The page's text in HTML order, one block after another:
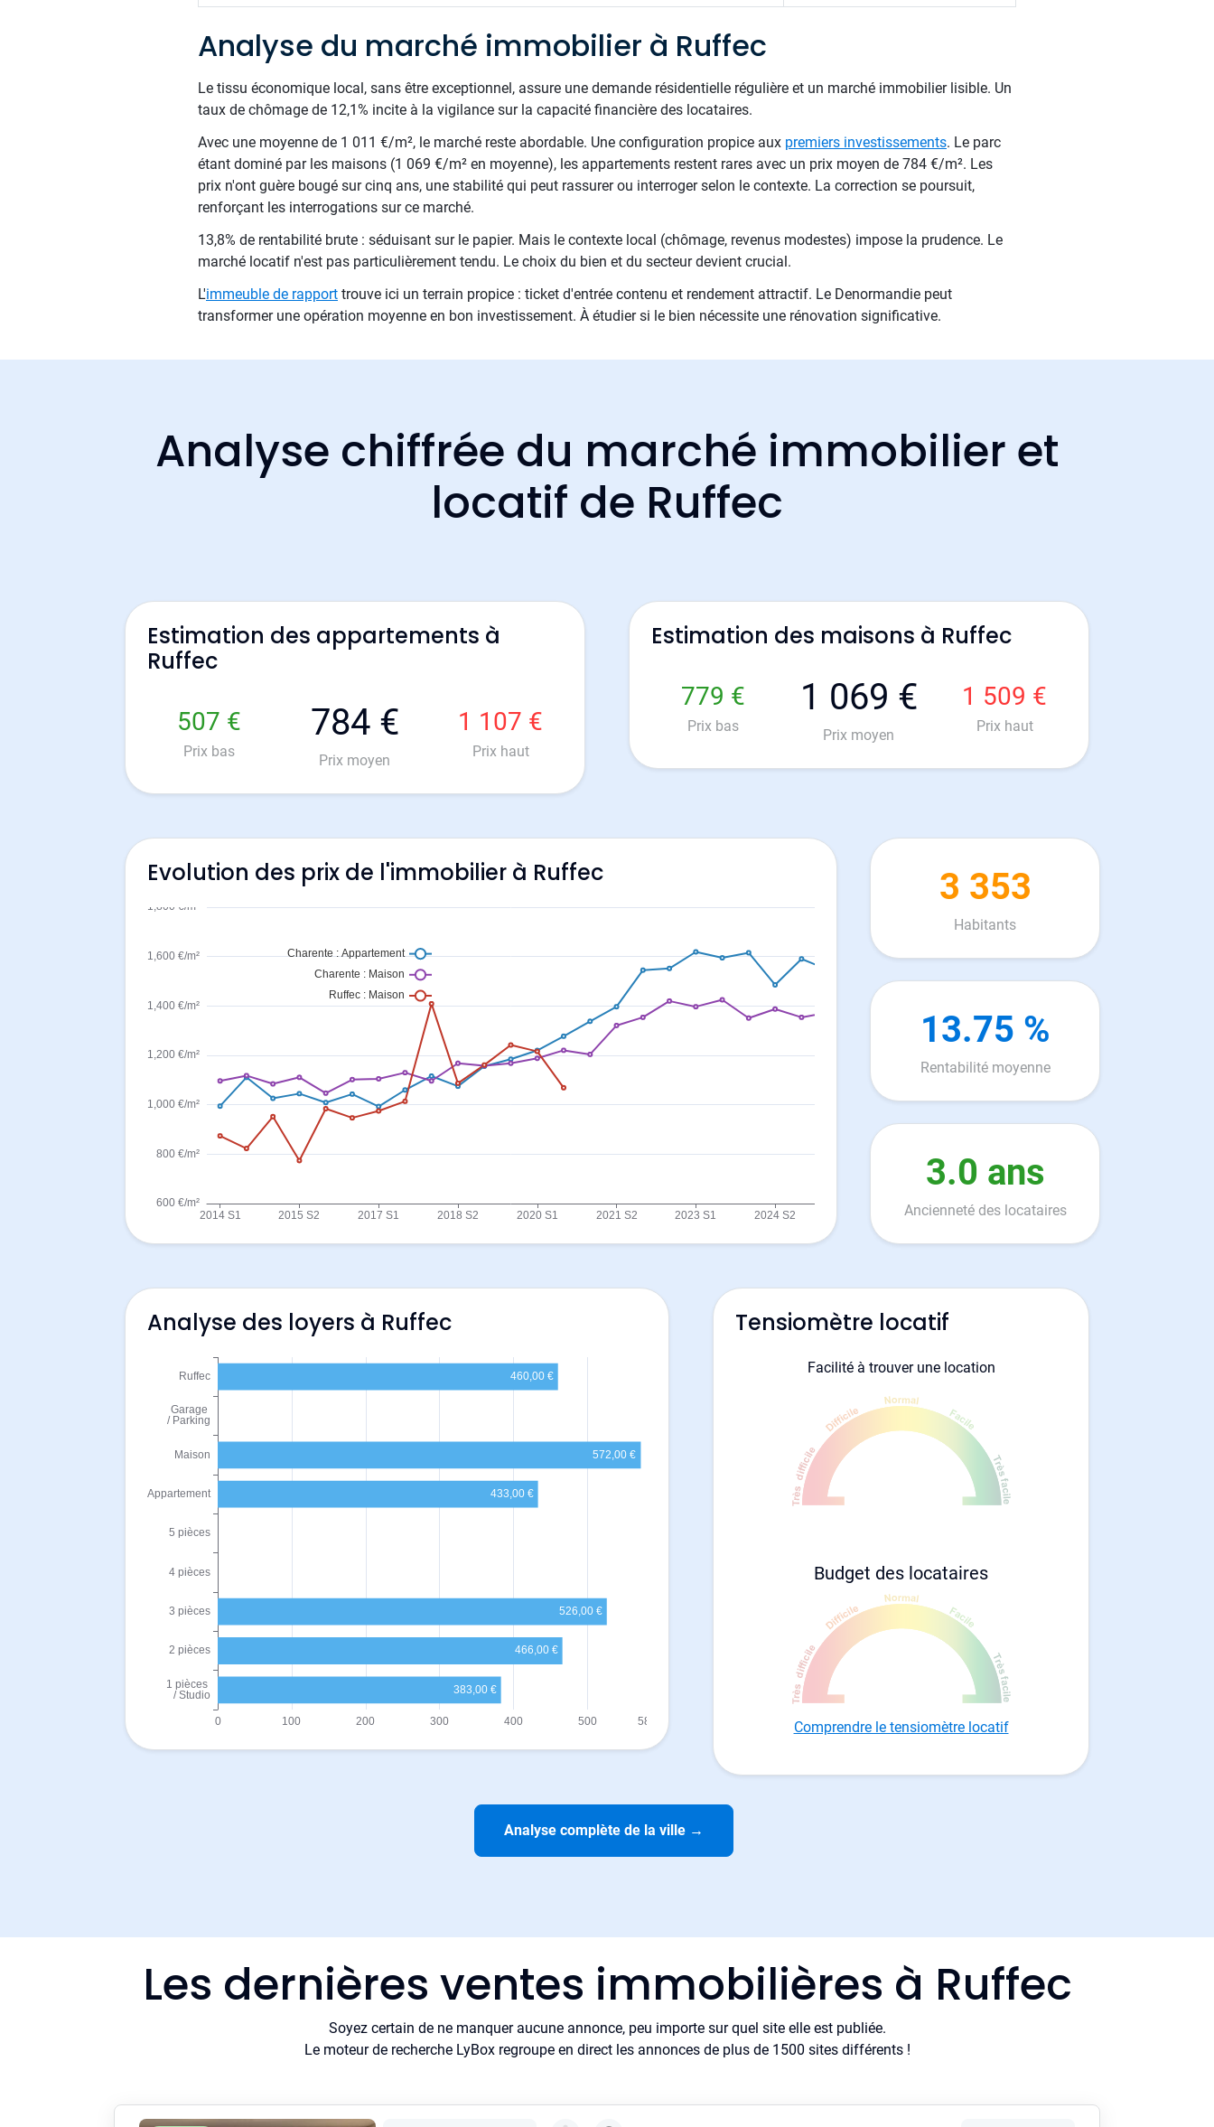
Analyse du marché immobilier à Ruffec
Le tissu économique local, sans être exceptionnel, assure une demande résidentielle régulière et un marché immobilier lisible. Un
taux de chômage de 12,1% incite à la vigilance sur la capacité financière des locataires.
Avec une moyenne de 1 011 €/m², le marché reste abordable. Une configuration propice aux premiers investissements. Le parc
étant dominé par les maisons (1 069 €/m² en moyenne), les appartements restent rares avec un prix moyen de 784 €/m². Les
prix n'ont guère bougé sur cinq ans, une stabilité qui peut rassurer ou interroger selon le contexte. La correction se poursuit,
renforçant les interrogations sur ce marché.
13,8% de rentabilité brute : séduisant sur le papier. Mais le contexte local (chômage, revenus modestes) impose la prudence. Le
marché locatif n'est pas particulièrement tendu. Le choix du bien et du secteur devient crucial.
L'immeuble de rapport trouve ici un terrain propice : ticket d'entrée contenu et rendement attractif. Le Denormandie peut
transformer une opération moyenne en bon investissement. À étudier si le bien nécessite une rénovation significative.
Analyse chiffrée du marché immobilier et
locatif de Ruffec
Estimation des appartements à
Ruffec
507 €
Prix bas
784 €
Prix moyen
1 107 €
Prix haut
Estimation des maisons à Ruffec
779 €
Prix bas
1 069 €
Prix moyen
1 509 €
Prix haut
Evolution des prix de l'immobilier à Ruffec 3 353
Habitants
13.75 %
Rentabilité moyenne
3.0 ans
Ancienneté des locataires
Analyse des loyers à Ruffec Tensiomètre locatif
Facilité à trouver une location
Budget des locataires
Comprendre le tensiomètre locatif
Analyse complète de la ville →
Les dernières ventes immobilières à Ruffec
Soyez certain de ne manquer aucune annonce, peu importe sur quel site elle est publiée.
Le moteur de recherche LyBox regroupe en direct les annonces de plus de 1500 sites différents !